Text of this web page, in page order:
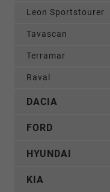
Leon Sportstourer
Tavascan
Terramar
Raval
DACIA
FORD
HYUNDAI
KIA